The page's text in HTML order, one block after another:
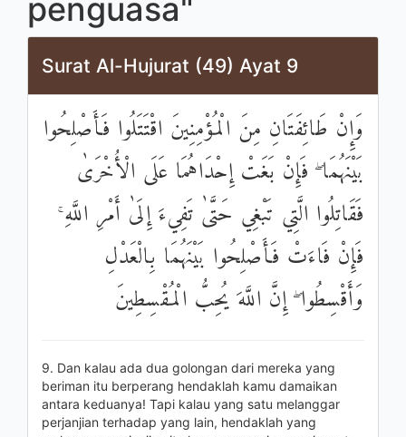
penguasa"
Surat Al-Hujurat (49) Ayat 9
وَإِنْ طَائِفَتَانِ مِنَ الْمُؤْمِنِينَ اقْتَتَلُوا فَأَصْلِحُوا
بَيْنَهُمَا ۖ فَإِنْ بَغَتْ إِحْدَاهُمَا عَلَى الْأُخْرَىٰ
فَقَاتِلُوا الَّتِي تَبْغِي حَتَّىٰ تَفِيءَ إِلَىٰ أَمْرِ اللَّهِ ۚ
فَإِنْ فَاءَتْ فَأَصْلِحُوا بَيْنَهُمَا بِالْعَدْلِ
وَأَقْسِطُوا ۖ إِنَّ اللَّهَ يُحِبُّ الْمُقْسِطِينَ
9. Dan kalau ada dua golongan dari mereka yang
beriman itu berperang hendaklah kamu damaikan
antara keduanya! Tapi kalau yang satu melanggar
perjanjian terhadap yang lain, hendaklah yang